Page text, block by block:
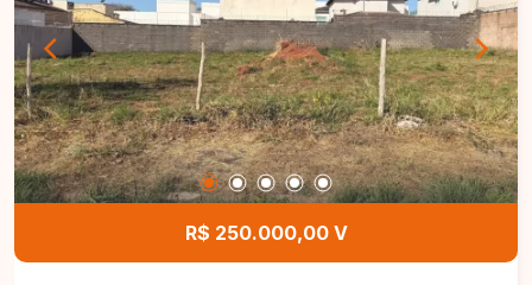
R$ 250.000,00 V